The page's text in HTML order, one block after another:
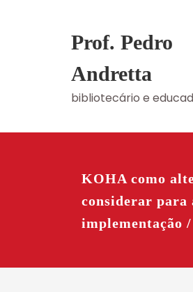
Prof. Pedro
Andretta
bibliotecário e
KOHA como
considerar para
implementação